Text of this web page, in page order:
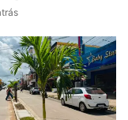
Secretaria
pelo
emergência